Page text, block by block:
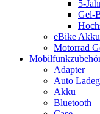
5-
Gel-
eBike
Motorrad
Adapter
Auto
Akku
Bluetooth